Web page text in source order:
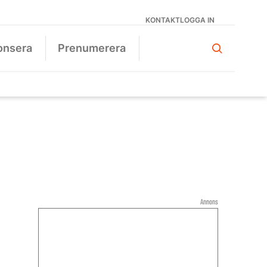
KONTAKTLOGGA IN
Prenumerera
Annons